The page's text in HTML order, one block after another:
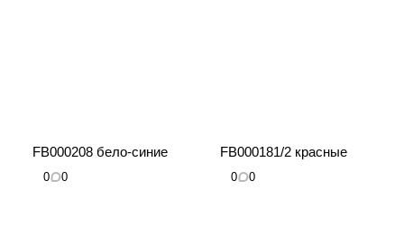
FB000208 бело-синие
0 0
FB000181/2 красные
0 0